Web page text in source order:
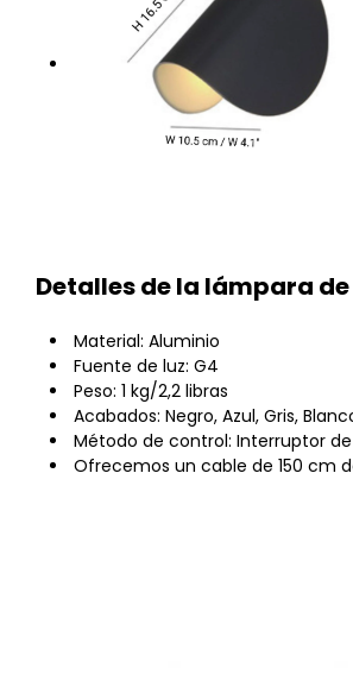
Detalles de la lámpara
Material: Aluminio
Fuente de luz: G4
Peso: 1 kg/2,2 libras
Acabados: Negro, Azul, Gris,
Método de control: Interruptor
Ofrecemos un cable de 150 cm